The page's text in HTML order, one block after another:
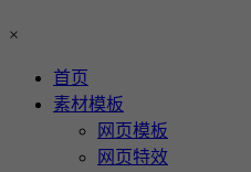
×
首页
素材模板
网页模板
网页特效